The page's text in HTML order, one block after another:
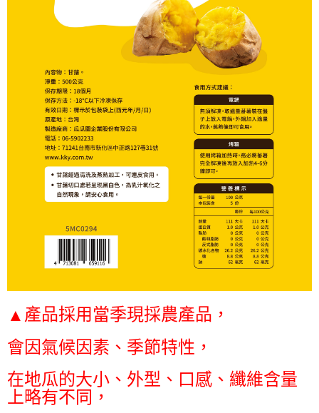
▲ 產品採用當季現採農產品，
會因氣候因素、季節特性，
在地瓜的大小、外型、口感、纖維含量
上略有不同，